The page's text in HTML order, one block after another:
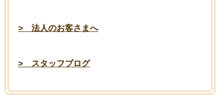
> 法人のお客さまへ
> スタッフブログ